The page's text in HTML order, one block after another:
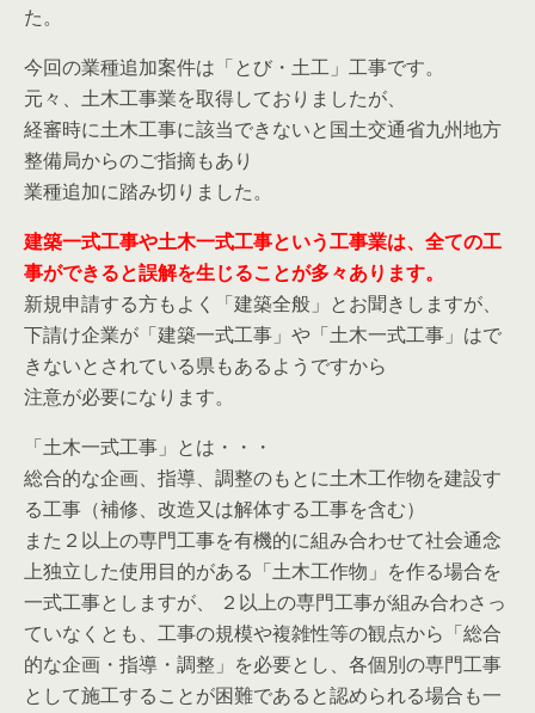
た。
今回の業種追加案件は「とび・土工」工事です。
元々、土木工事業を取得しておりましたが、
経審時に土木工事に該当できないと国土交通省九州地方
整備局からのご指摘もあり
業種追加に踏み切りました。
建築一式工事や土木一式工事という工事業は、全ての工
事ができると誤解を生じることが多々あります。
新規申請する方もよく「建築全般」とお聞きしますが、
下請け企業が「建築一式工事」や「土木一式工事」はで
きないとされている県もあるようですから
注意が必要になります。
「土木一式工事」とは・・・
総合的な企画、指導、調整のもとに土木工作物を建設す
る工事（補修、改造又は解体する工事を含む）
また２以上の専門工事を有機的に組み合わせて社会通念
上独立した使用目的がある「土木工作物」を作る場合を
一式工事としますが、 ２以上の専門工事が組み合わさっ
ていなくとも、工事の規模や複雑性等の観点から「総合
的な企画・指導・調整」を必要とし、各個別の専門工事
として施工することが困難であると認められる場合も一